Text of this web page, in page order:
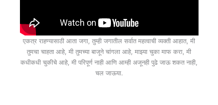
एकत्र राहण्यासाठी आता जगा, तुम्ही जगातील सर्वात महत्वाची व्यक्ती आहात, मी
तुमचा चाहता आहे, मी तुमच्या बाजूने चांगला आहे, माझ्या चुका माफ करा, मी
कधीकधी चुकीचे आहे, मी परिपूर्ण नाही आणि आम्ही अजूनही पुढे जाऊ शकत नाही,
चल जाऊया.